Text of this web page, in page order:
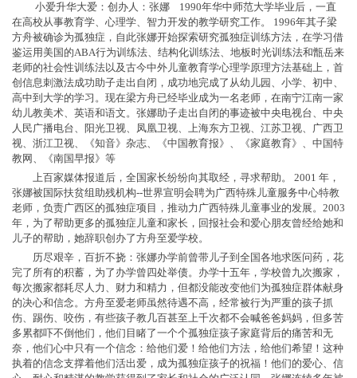
小爱升华大爱：创办人：张娜 1990年华中师范大学毕业后，一直
在高校从事教育学、心理学、智力开发的教学研究工作。 1996年其子梁
方舟被确诊为孤独症，自此张娜开始探索研究孤独症训练方法，在学习借
鉴运用美国的ABA行为训练法、结构化训练法、地板时光训练法和甑岳来
老师的社会性训练法以及古今中外儿童教育学心理学原理方法基础上，首
创信息刺激法成功助子走出自闭，成功地完成了从幼儿园、小学、初中、
高中到大学的学习。现在梁方舟已经毕业成为一名老师，在南宁江南一家
幼儿教美术、英语和语文。张娜助子走出自闭的事迹被中央电视台、中央
人民广播电台、阳光卫视、凤凰卫视、上海东方卫视、江苏卫视、广西卫
视、浙江卫视、《知音》杂志、《中国教育报》、《家庭教育》、中国特
教网、《南国早报》等
上百家媒体报道后，全国家长纷纷向其取经，寻求帮助。 2001 年，
张娜被国际扶贫组助残机构--世界宣明会聘为广西特殊儿童服务中心特教
老师，负责广西区的孤独症项目，推动力广西特殊儿童事业的发展。2003
年，为了帮助更多的孤独症儿童和家长，回报社会和爱心朋友曾经给她和
儿子的帮助，她辞职创办了方舟至爱学校。
历尽艰辛，百折不挠：张娜办学前曾带儿子到全国各地求医问药，花
完了所有的积蓄，为了办学曾四处举债。办学十五年，学校曾九次搬家，
每次搬家都耗尽人力、财力和精力，但都没能改变他们为孤独症群体献身
的决心和信念。方舟至爱老师虽然待遇不高，经常被行为严重的孩子抓
伤、踢伤、咬伤，有些孩子教几百甚至上千次都不会喊爸爸妈妈，但多苦
多累都吓不倒他们，他们目睹了一个个孤独症孩子家庭背后的痛苦和无
奈，他们心中只有一个信念：给他们爱！给他们方法，给他们希望！这种
执着的信念支撑着他们活出爱，成为孤独症孩子的祝福！他们的爱心、信